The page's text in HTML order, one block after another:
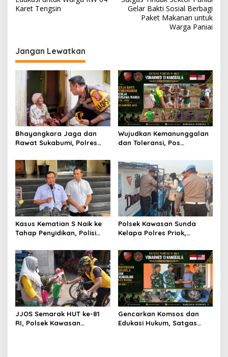
v
a
s
p
o
s
Karet Tengsin
Gelar Bakti Sosial Berbagi
Paket Makanan untuk
Warga Paniai
Jangan Lewatkan
Bhayangkara Jaga dan
Rawat Sukabumi, Polres
Sebatang Kara di Cisolok
Wujudkan Kemanunggalan
dan Toleransi, Pos
Pamtas Yonarmed
13/Nanggala Bersama
Warga Gelar Kerja Bakti
Pembangunan Gereja di
Desa Jasa
Kasus Kematian S Naik ke
Tahap Penyidikan, Polisi
Polsek Kawasan Sunda
Kelapa Polres Priok,
Pengamanan Wisatawan di
Dermaga Kali Adem Muara
Angke
JJOS Semarak HUT ke-81
RI, Polsek Kawasan
Gencarkan Komsos dan
Edukasi Hukum, Satgas